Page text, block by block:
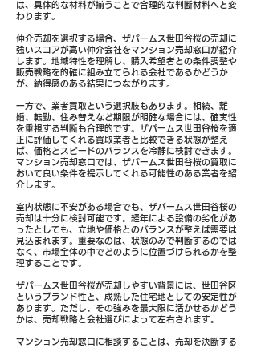
は、具体的な材料が揃うことで合理的な判断材料へと変
わります。
仲介売却を選択する場合、ザパームス世田谷桜の売却に
強いスコアが高い仲介会社をマンション売却窓口が紹介
します。地域特性を理解し、購入希望者との条件調整や
販売戦略を的確に組み立てられる会社であるかどうか
が、納得感のある結果につながります。
一方で、業者買取という選択肢もあります。相続、離
婚、転勤、住み替えなど期限が明確な場合には、確実性
を重視する判断も合理的です。ザパームス世田谷桜を適
正に評価してくれる買取業者と比較できる状態が整え
ば、価格とスピードのバランスを冷静に検討できます。
マンション売却窓口では、ザパームス世田谷桜の買取に
おいて良い条件を提示してくれる可能性のある業者を紹
介します。
室内状態に不安がある場合でも、ザパームス世田谷桜の
売却は十分に検討可能です。経年による設備の劣化があ
ったとしても、立地や価格とのバランスが整えば需要は
見込まれます。重要なのは、状態のみで判断するのでは
なく、市場全体の中でどのように位置づけられるかを整
理することです。
ザパームス世田谷桜が売却しやすい背景には、世田谷区
というブランド性と、成熟した住宅地としての安定性が
あります。ただし、その強みを最大限に活かせるかどう
かは、売却戦略と会社選びによって左右されます。
マンション売却窓口に相談することは、売却を決断する